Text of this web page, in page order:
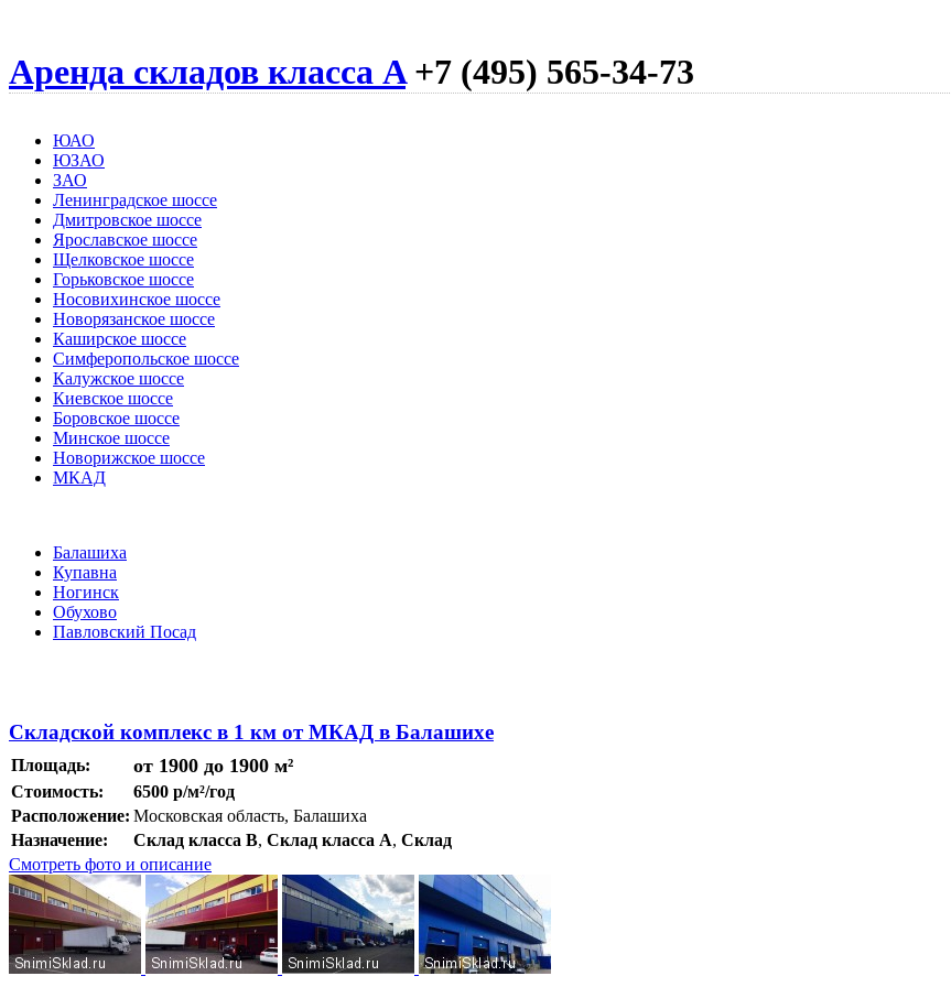
Аренда складов класса A +7 (495) 565-34-73
ЮАО
ЮЗАО
ЗАО
Ленинградское шоссе
Дмитровское шоссе
Ярославское шоссе
Щелковское шоссе
Горьковское шоссе
Носовихинское шоссе
Новорязанское шоссе
Каширское шоссе
Симферопольское шоссе
Калужское шоссе
Киевское шоссе
Боровское шоссе
Минское шоссе
Новорижское шоссе
МКАД
Балашиха
Купавна
Ногинск
Обухово
Павловский Посад
Складской комплекс в 1 км от МКАД в Балашихе
Площадь: от 1900 до 1900 м²
Стоимость:
6500 р/м²/год
Расположение: Московская область, Балашиха
Назначение:
Склад класса B, Склад класса A, Склад
Смотреть фото и описание